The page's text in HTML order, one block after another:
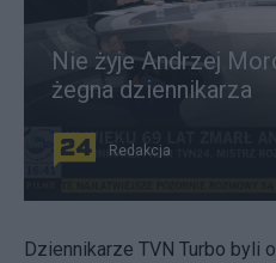
Nie żyje Andrzej
żegna dziennikarza
Redakcja
Dziennikarze TVN Turbo byli